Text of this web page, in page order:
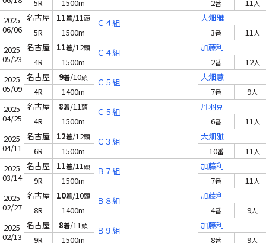
5R
1500m 2番 11人
2025
06/06
名古屋 11着/11頭 Ｃ４組
大畑雅
5R
1500m 3番 11人
2025
05/23
名古屋 11着/12頭 Ｃ４組
加藤利
4R
1500m 2番 12人
2025
05/09
名古屋 9着/10頭 Ｃ５組
大畑慧
4R
1400m 7番 9人
2025
04/25
名古屋 8着/11頭 Ｃ５組
丹羽克
4R
1500m 6番 11人
2025
04/11
名古屋 12着/12頭 Ｃ３組
大畑雅
6R
1500m 10番 11人
2025
03/14
名古屋 11着/11頭 Ｂ７組
加藤利
9R
1500m 7番 11人
2025
02/27
名古屋 10着/10頭 Ｂ８組
加藤利
8R
1400m 4番 9人
2025
02/13
名古屋 8着/11頭 Ｂ９組
加藤利
9R
1500m 8番 9人